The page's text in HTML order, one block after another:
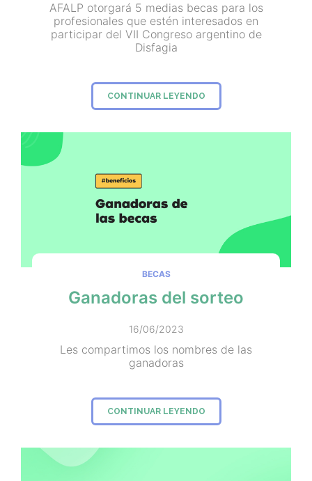
AFALP otorgará 5 medias becas para los
profesionales que estén interesados en
participar del VII Congreso argentino de
Disfagia
CONTINUAR LEYENDO
BECAS
Ganadoras del sorteo
16/06/2023
Les compartimos los nombres de las
ganadoras
CONTINUAR LEYENDO